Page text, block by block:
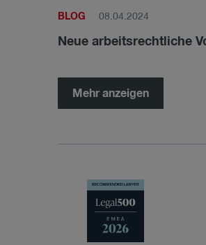
BLOG 08.04.2024
Neue arbeitsrechtliche
Mehr anzeigen